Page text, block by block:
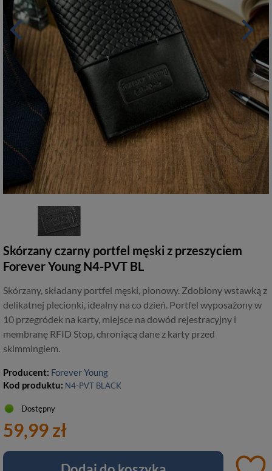
Skórzany czarny portfel męski z przeszyciem
Forever Young N4-PVT BL
Skórzany, składany portfel męski, pionowy. Zdobiony wstawką z
delikatnej plecionki, idealny na co dzień. Portfel wyposażony w
10 przegródek na karty, miejsce na dowód rejestracyjny i
membranę RFID Stop, chroniącą dane z karty przed
skimmingiem.
Producent: Forever Young
Kod produktu: N4-PVT BLACK
Dostępny
59,99 zł